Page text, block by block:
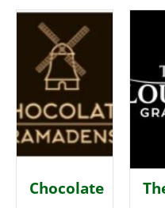
Chocolate